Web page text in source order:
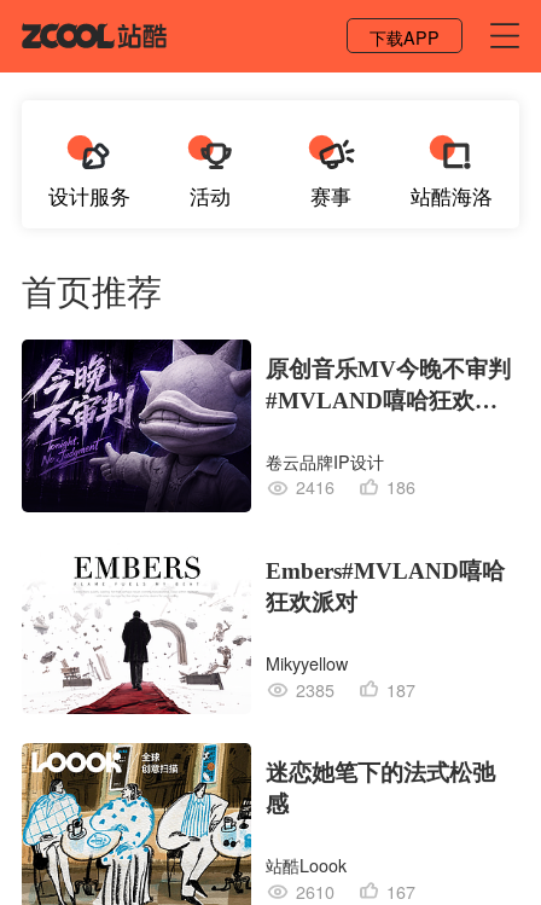
下载APP
设计服务 活动 赛事 站酷海洛
首页推荐
原创音乐MV今晚不审判
#MVLAND嘻哈狂欢派
卷云品牌IP设计
2416
186
Embers#MVLAND嘻哈
狂欢派对
Mikyyellow
2385
187
迷恋她笔下的法式松弛
感
站酷Loook
2610
167